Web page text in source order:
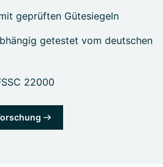
geprüften Gütesiegeln
getestet vom deutschen
22000